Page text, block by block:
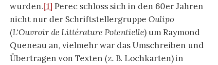
wurden.[1] Perec schloss sich in den 60er Jahren
nicht nur der Schriftstellergruppe Oulipo
(L‘Ouvroir de Littérature Potentielle) um Raymond
Queneau an, vielmehr war das Umschreiben und
Übertragen von Texten (z. B. Lochkarten) in